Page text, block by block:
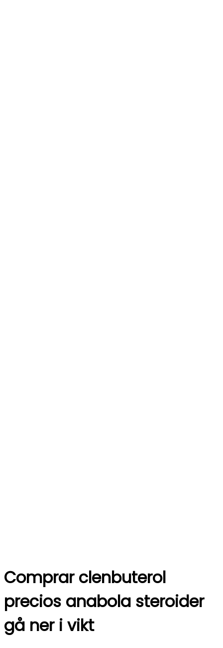
Comprar clenbuterol
precios anabola steroider
gå ner i vikt